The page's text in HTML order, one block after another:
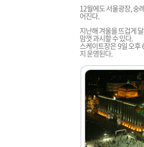
12월에도 서울광장, 숭
어진다.
지난해 겨울을 뜨겁게
맘껏 과시할 수 있다.
스케이트장은 9일 오후
지 운영된다.